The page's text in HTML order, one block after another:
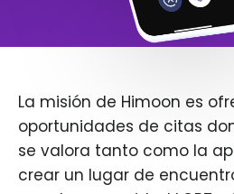
La misión de Himoon es
oportunidades de citas
se valora tanto como la
crear un lugar de